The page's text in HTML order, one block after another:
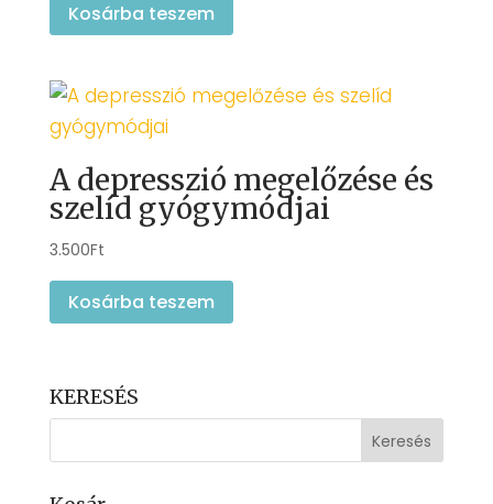
Kosárba teszem
A depresszió megelőzése és
szelíd gyógymódjai
3.500Ft
Kosárba teszem
KERESÉS